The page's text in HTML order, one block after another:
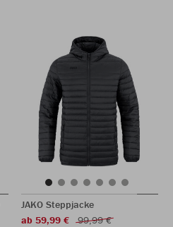
JAKO Steppjacke
ab 59,99 €
99,99 €